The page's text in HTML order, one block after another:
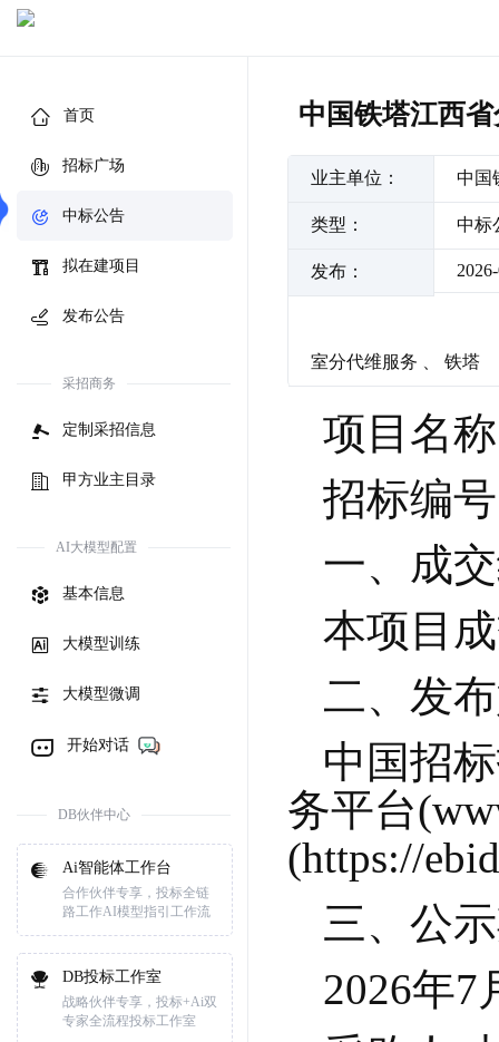
首页
招标广场
中标公告
拟在建项目
发布公告
采招商务
定制采招信息
甲方业主目录
AI大模型配置
基本信息
大模型训练
大模型微调
开始对话
DB伙伴中心
Ai智能体工作台
合作伙伴专享，投标全链
路工作AI模型指引工作流
DB投标工作室
战略伙伴专享，投标+Ai双
专家全流程投标工作室
中国铁塔江西
业主单位： 中国
类型： 中标
发布：
室分代维服务 铁塔
项目名
招标编
一、成
本项目
二、发
中国招
务平台
(https://
三、公
2026年7